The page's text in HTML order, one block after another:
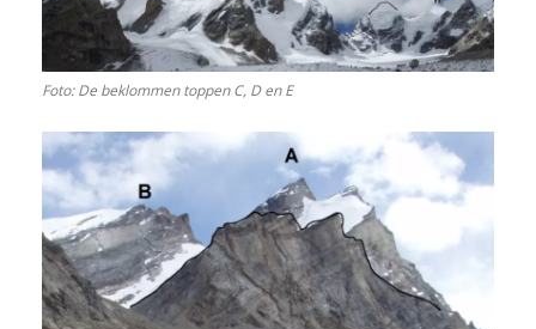
e
d
e
l
e
Foto: De beklommen toppen C, D en E